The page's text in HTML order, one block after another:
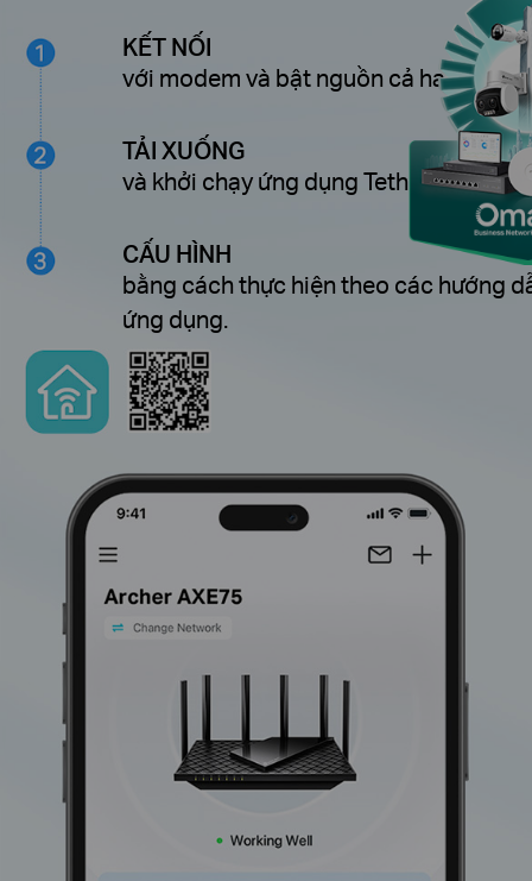
KẾT NỐI
với modem và bật nguồn cả hai thiết
TẢI XUỐNG
và khởi chạy ứng dụng Tether.
CẤU HÌNH
bằng cách thực hiện theo các hướng
ứng dụng.